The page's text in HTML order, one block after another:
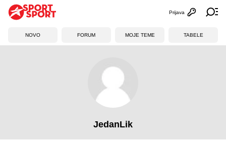
Otvori
Prijava
NOVO FORUM MOJE TEME TABELE
JedanLik